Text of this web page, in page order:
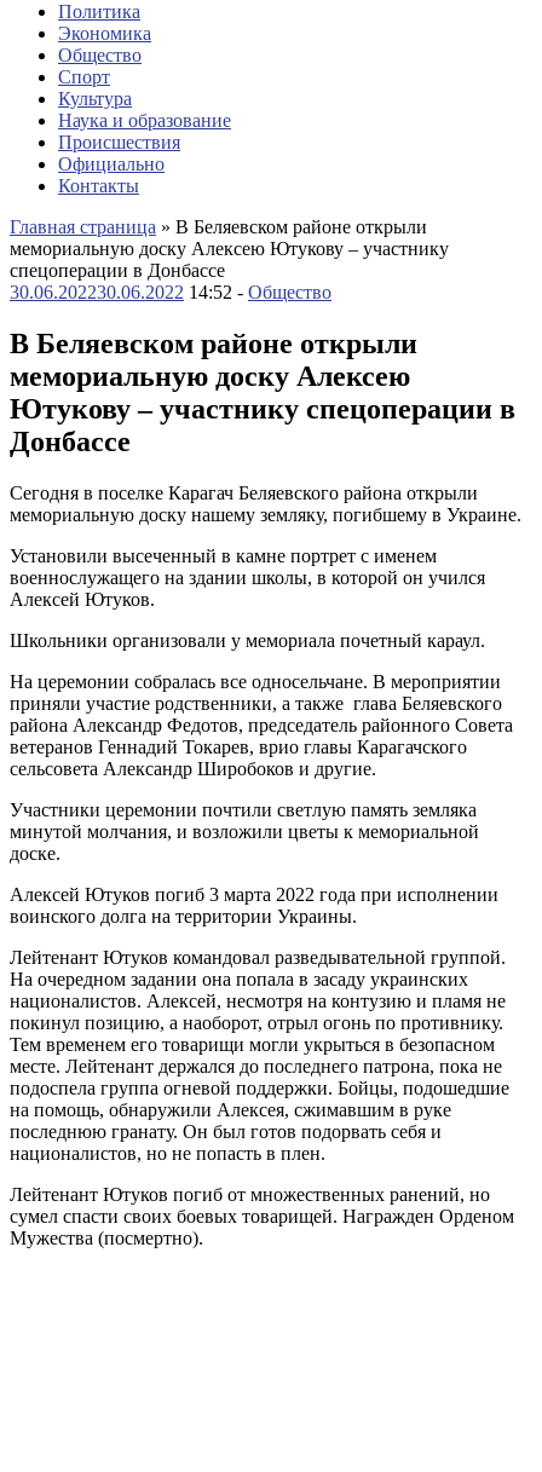
Политика
Экономика
Общество
Спорт
Культура
Наука и образование
Происшествия
Официально
Контакты
Главная страница » В Беляевском районе открыли
мемориальную доску Алексею Ютукову – участнику
спецоперации в Донбассе
30.06.202230.06.2022 14:52 - Общество
В Беляевском районе открыли
мемориальную доску Алексею
Ютукову – участнику спецоперации в
Донбассе
Сегодня в поселке Карагач Беляевского района открыли
мемориальную доску нашему земляку, погибшему в Украине.
Установили высеченный в камне портрет с именем
военнослужащего на здании школы, в которой он учился
Алексей Ютуков.
Школьники организовали у мемориала почетный караул.
На церемонии собралась все односельчане. В мероприятии
приняли участие родственники, а также глава Беляевского
района Александр Федотов, председатель районного Совета
ветеранов Геннадий Токарев, врио главы Карагачского
сельсовета Александр Широбоков и другие.
Участники церемонии почтили светлую память земляка
минутой молчания, и возложили цветы к мемориальной
доске.
Алексей Ютуков погиб 3 марта 2022 года при исполнении
воинского долга на территории Украины.
Лейтенант Ютуков командовал разведывательной группой.
На очередном задании она попала в засаду украинских
националистов. Алексей, несмотря на контузию и пламя не
покинул позицию, а наоборот, отрыл огонь по противнику.
Тем временем его товарищи могли укрыться в безопасном
месте. Лейтенант держался до последнего патрона, пока не
подоспела группа огневой поддержки. Бойцы, подошедшие
на помощь, обнаружили Алексея, сжимавшим в руке
последнюю гранату. Он был готов подорвать себя и
националистов, но не попасть в плен.
Лейтенант Ютуков погиб от множественных ранений, но
сумел спасти своих боевых товарищей. Награжден Орденом
Мужества (посмертно).